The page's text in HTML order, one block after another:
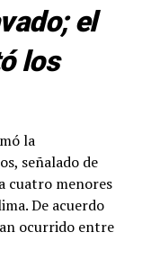
el
los
la
señalado de
cuatro menores
De acuerdo
ocurrido entre